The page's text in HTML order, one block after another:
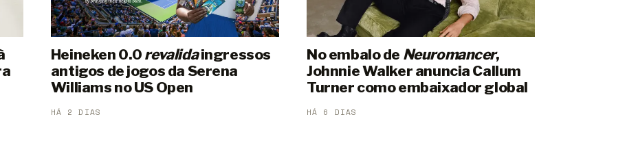
Heineken 0.0 revalidaingressos
antigos de jogos da Serena
Williams no US Open
HÁ 2 DIAS
No embalo de Neuromancer,
Johnnie Walker anuncia Callum
Turner como embaixador global
HÁ 6 DIAS